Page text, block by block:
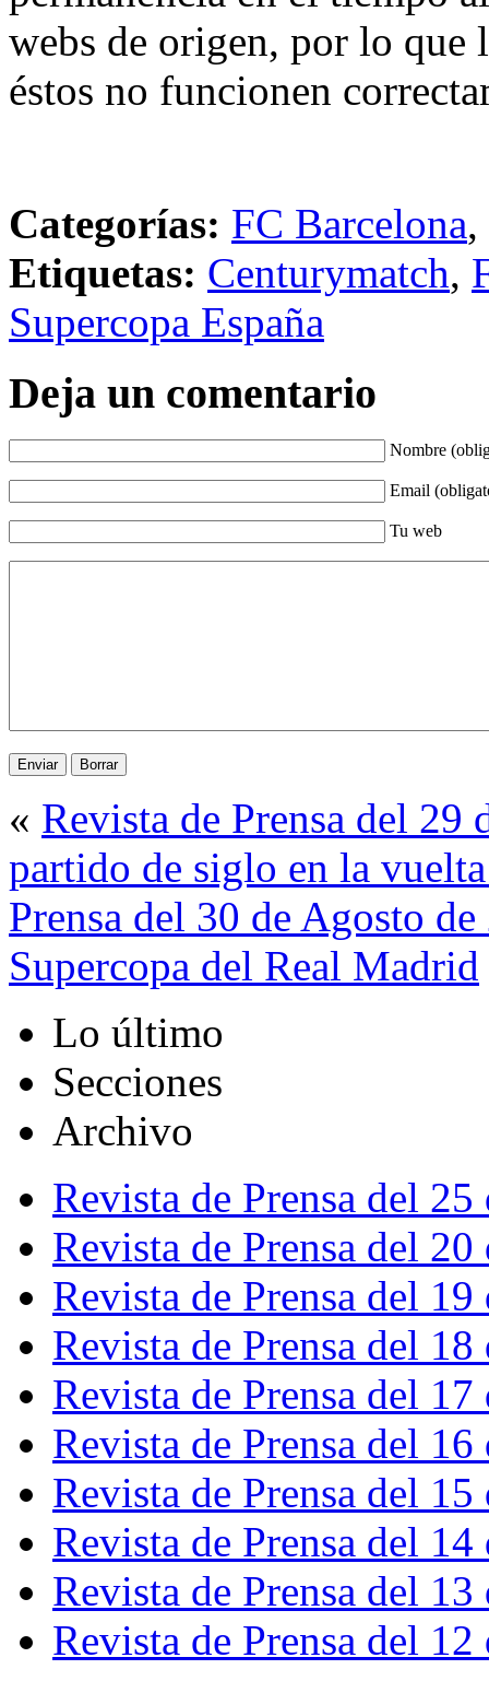
webs de origen, por lo que
éstos no funcionen
Categorías: FC Barcelona,
Etiquetas: Centurymatch,
Supercopa España
Deja un comentario
Nombre
Email
Tu web
« Revista de Prensa del 29
partido de siglo en la
Prensa del 30 de Agosto
Supercopa del Real Madrid
Lo último
Secciones
Archivo
Revista de Prensa del
Revista de Prensa del
Revista de Prensa del
Revista de Prensa del
Revista de Prensa del
Revista de Prensa del
Revista de Prensa del
Revista de Prensa del
Revista de Prensa del
Revista de Prensa del